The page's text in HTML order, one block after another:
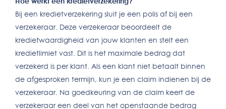
Bij een kredietverzekering sluit je een polis af bij een
verzekeraar. Deze verzekeraar beoordeelt de
kredietwaardigheid van jouw klanten en stelt een
kredietlimiet vast. Dit is het maximale bedrag dat
verzekerd is per klant. Als een klant niet betaalt binnen
de afgesproken termijn, kun je een claim indienen bij de
verzekeraar. Na goedkeuring van de claim keert de
verzekeraar een deel van het openstaande bedrag